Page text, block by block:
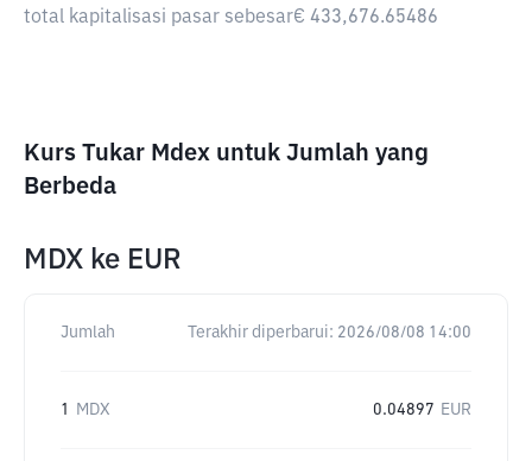
total kapitalisasi pasar sebesar€ 433,676.65486
Kurs Tukar Mdex untuk Jumlah yang
Berbeda
MDX ke EUR
Jumlah Terakhir diperbarui: 2026/08/08 14:00
1 MDX 0.04897 EUR